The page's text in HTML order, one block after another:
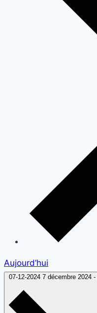
Aujourd’hui
07-12-2024 7 décembre 2024 -